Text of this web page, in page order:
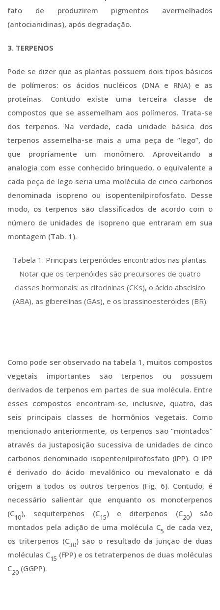
fato de produzirem pigmentos avermelhados
(antocianidinas), após degradação.
3. TERPENOS
Pode se dizer que as plantas possuem dois tipos básicos
de polímeros: os ácidos nucléicos (DNA e RNA) e as
proteínas. Contudo existe uma terceira classe de
compostos que se assemelham aos polímeros. Trata-se
dos terpenos. Na verdade, cada unidade básica dos
terpenos assemelha-se mais a uma peça de “lego”, do
que propriamente um monômero. Aproveitando a
analogia com esse conhecido brinquedo, o equivalente a
cada peça de lego seria uma molécula de cinco carbonos
denominada isopreno ou isopentenilpirofosfato. Desse
modo, os terpenos são classificados de acordo com o
número de unidades de isopreno que entraram em sua
montagem (Tab. 1).
Tabela 1. Principais terpenóides encontrados nas plantas.
Notar que os terpenóides são precursores de quatro
classes hormonais: as citocininas (CKs), o ácido abscísico
(ABA), as giberelinas (GAs), e os brassinoesteróides (BR).
Como pode ser observado na tabela 1, muitos compostos
vegetais importantes são terpenos ou possuem
derivados de terpenos em partes de sua molécula. Entre
esses compostos encontram-se, inclusive, quatro, das
seis principais classes de hormônios vegetais. Como
mencionado anteriormente, os terpenos são “montados”
através da justaposição sucessiva de unidades de cinco
carbonos denominado isopentenilpirofosfato (IPP). O IPP
é derivado do ácido mevalônico ou mevalonato e dá
origem a todos os outros terpenos (Fig. 6). Contudo, é
necessário salientar que enquanto os monoterpenos
(C10), sequiterpenos (C15) e diterpenos (C20) são
montados pela adição de uma molécula C5 de cada vez,
os triterpenos (C30) são o resultado da junção de duas
moléculas C15 (FPP) e os tetraterpenos de duas moléculas
C20 (GGPP).